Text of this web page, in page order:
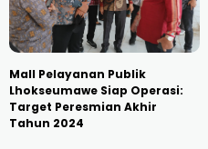
Mall Pelayanan Publik
Lhokseumawe Siap Operasi:
Target Peresmian Akhir
Tahun 2024